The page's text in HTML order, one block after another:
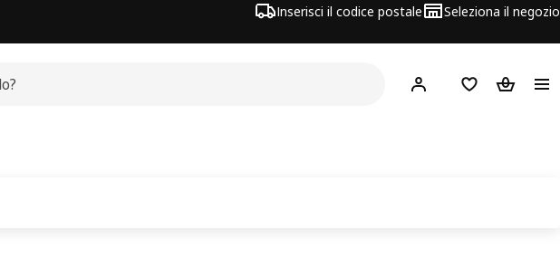
Inserisci il codice postale Seleziona il negozio
Hej! AccediLista deiCarrello